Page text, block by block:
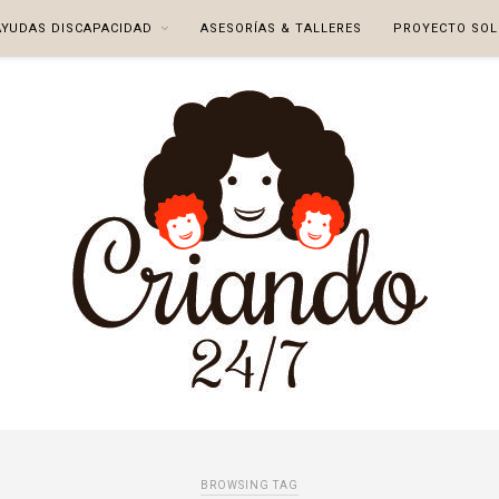
DISCAPACIDAD ASESORÍAS & TALLERES PROYECTO
BROWSING TAG